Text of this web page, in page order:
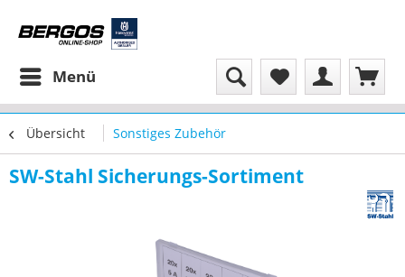
Menü
Übersicht Sonstiges Zubehör
SW-Stahl Sicherungs-Sortiment